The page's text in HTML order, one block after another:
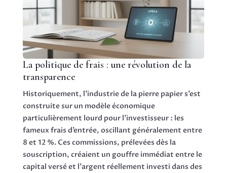
La politique de frais : une révolution de la
transparence
Historiquement, l’industrie de la pierre papier s’est
construite sur un modèle économique
particulièrement lourd pour l’investisseur : les
fameux frais d’entrée, oscillant généralement entre
8 et 12 %. Ces commissions, prélevées dès la
souscription, créaient un gouffre immédiat entre le
capital versé et l’argent réellement investi dans des